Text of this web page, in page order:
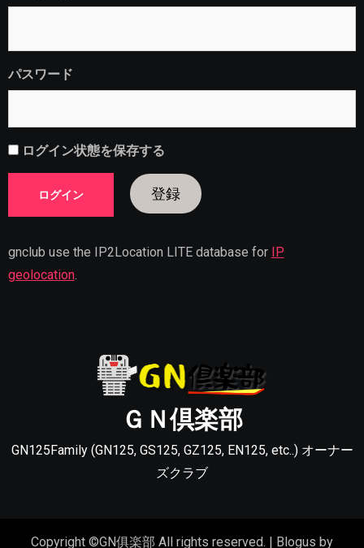
パスワード
ログイン状態を保存する
登録
gnclub use the IP2Location LITE database for IP
geolocation.
ＧＮ倶楽部
GN125Family (GN125, GS125, GZ125, EN125, etc..) オーナー
ズクラブ
Copyright ©GN俱楽部 All rights reserved. Blogus by